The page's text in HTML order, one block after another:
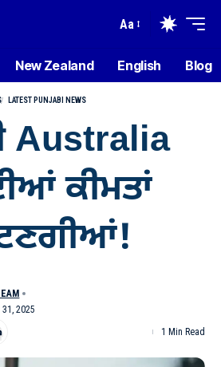
Aa
New Zealand English Blog
LATEST PUNJABI NEWS
Australia
ਕੀਮਤਾਂ
2025
1 Min Read